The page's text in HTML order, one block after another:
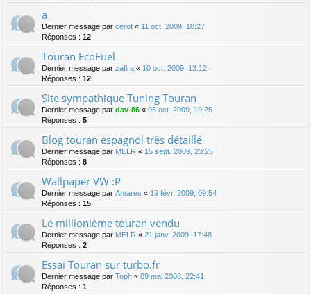
a
Dernier message par cerot « 11 oct. 2009, 18:27
Réponses : 12
Touran EcoFuel
Dernier message par zafira « 10 oct. 2009, 13:12
Réponses : 12
Site sympathique Tuning Touran
Dernier message par dav-86 « 05 oct. 2009, 19:25
Réponses : 5
Blog touran espagnol très détaillé
Dernier message par MELR « 15 sept. 2009, 23:25
Réponses : 8
Wallpaper VW :P
Dernier message par Antares « 19 févr. 2009, 09:54
Réponses : 15
Le millionième touran vendu
Dernier message par MELR « 21 janv. 2009, 17:48
Réponses : 2
Essai Touran sur turbo.fr
Dernier message par Toph « 09 mai 2008, 22:41
Réponses : 1